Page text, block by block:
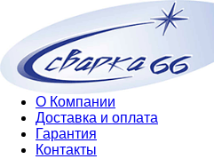
О Компании
Доставка и оплата
Гарантия
Контакты